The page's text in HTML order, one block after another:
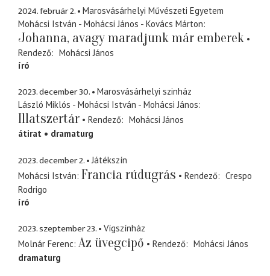
2024. február 2.
Marosvásárhelyi Művészeti Egyetem
Mohácsi István - Mohácsi János - Kovács Márton
Johanna, avagy maradjunk már emberek
Rendező
Mohácsi János
író
2023. december 30.
Marosvásárhelyi szinház
László Miklós - Mohácsi István - Mohácsi János
Illatszertár Rendező
Mohácsi János
átirat
dramaturg
2023. december 2.
Játékszín
Mohácsi István Francia rúdugrás Rendező
Crespo
Rodrigo
író
2023. szeptember 23.
Vígszínház
Molnár Ferenc Az üvegcipő Rendező
Mohácsi János
dramaturg